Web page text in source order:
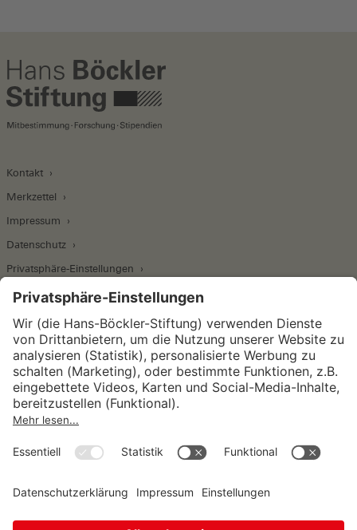
Kontakt
Merkzettel
Impressum
Datenschutz
Privatsphäre-Einstellungen
Wirtschafts- und Sozialwissenschaftliches Institut
Institut für Makroökonomie und
Konjunkturforschung
Unternehmensführung